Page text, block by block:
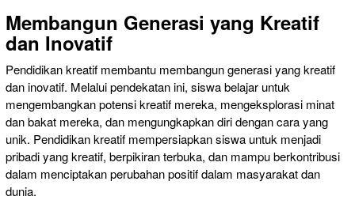
Membangun Generasi yang Kreatif
dan Inovatif
Pendidikan kreatif membantu membangun generasi yang kreatif
dan inovatif. Melalui pendekatan ini, siswa belajar untuk
mengembangkan potensi kreatif mereka, mengeksplorasi minat
dan bakat mereka, dan mengungkapkan diri dengan cara yang
unik. Pendidikan kreatif mempersiapkan siswa untuk menjadi
pribadi yang kreatif, berpikiran terbuka, dan mampu berkontribusi
dalam menciptakan perubahan positif dalam masyarakat dan
dunia.